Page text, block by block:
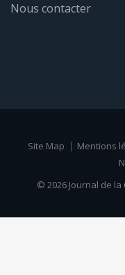
Nous contacter
Site Map Mentions
© 2026 Journal de